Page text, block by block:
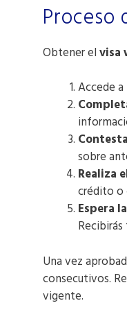
Proceso
Obtener elvisa
Accede
sobre
Realiza
crédito
Espera
Una vez
consecutivos.
vigente.